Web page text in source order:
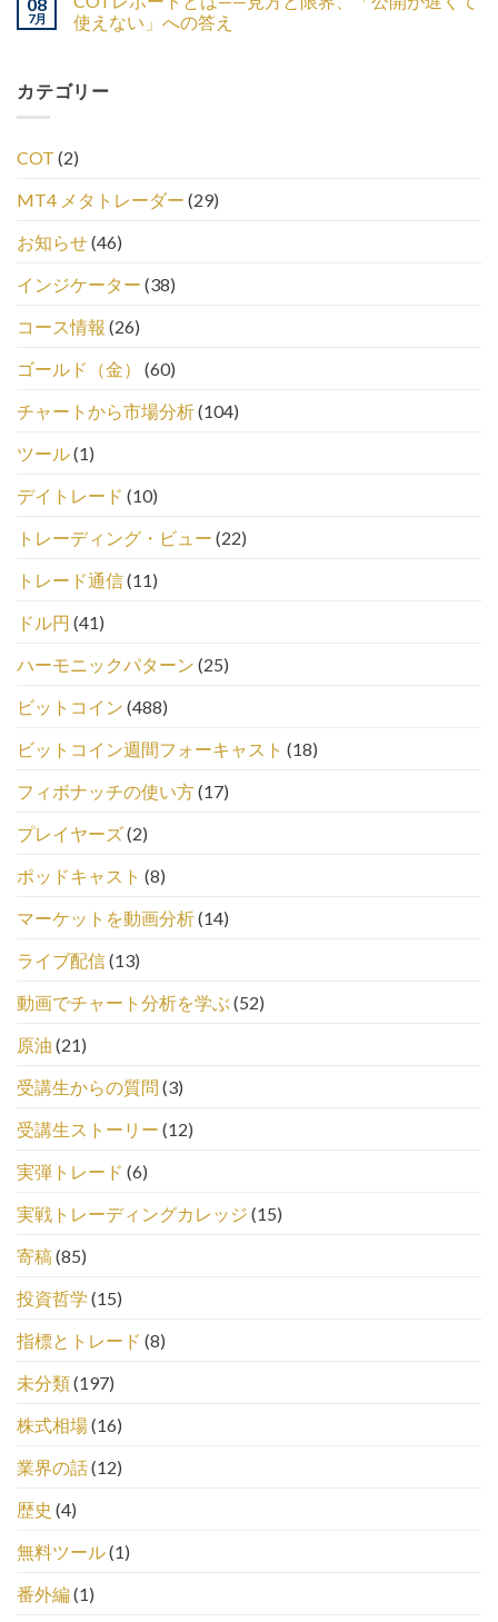
7月
使えない」への答え
カテゴリー
COT (2)
MT4 メタトレーダー (29)
お知らせ(46)
インジケーター (38)
コース情報 (26)
ゴールド（金）
(60)
チャートから市場分析(104)
ツール(1)
デイトレード (10)
トレーディング・ビュー (22)
トレード通信(11)
ドル円 (41)
ハーモニックパターン (25)
ビットコイン (488)
ビットコイン週間フォーキャスト (18)
フィボナッチの使い方(17)
プレイヤーズ(2)
ポッドキャスト (8)
マーケットを動画分析(14)
ライブ配信(13)
動画でチャート分析を学ぶ (52)
原油 (21)
受講生からの質問 (3)
受講生ストーリー (12)
実弾トレード (6)
実戦トレーディングカレッジ (15)
寄稿(85)
投資哲学 (15)
指標とトレード (8)
未分類(197)
株式相場(16)
業界の話(12)
歴史 (4)
無料ツール(1)
番外編(1)